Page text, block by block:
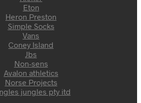
Eton
Heron Preston
Simple Socks
Vans
Coney Island
Jbs
Non-sens
Avalon athletics
Norse Projects
jungles pty itd